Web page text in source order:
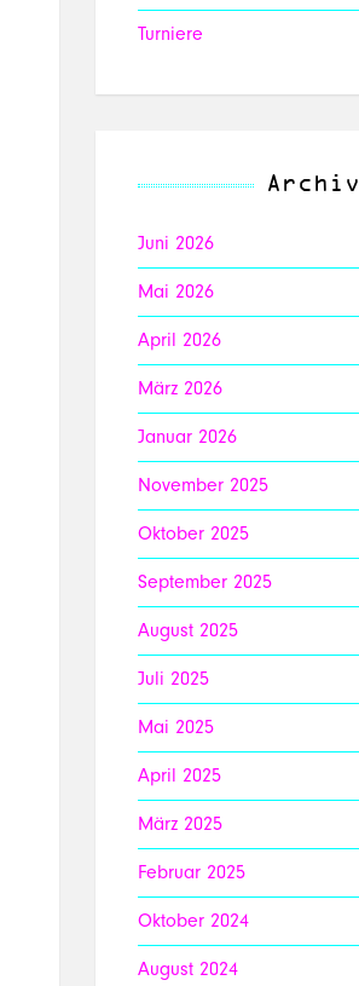
Turniere
Archiv
Juni 2026
Mai 2026
April 2026
März 2026
Januar 2026
November 2025
Oktober 2025
September 2025
August 2025
Juli 2025
Mai 2025
April 2025
März 2025
Februar 2025
Oktober 2024
August 2024